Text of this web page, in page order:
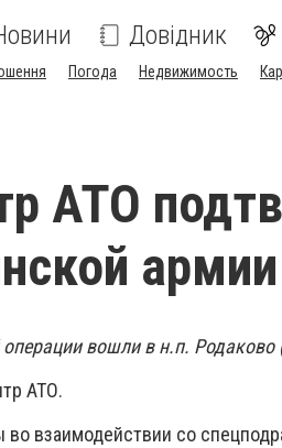
Довідник
Погода Недвижимость
АТО
вошли в н.п. Родаково
АТО.
взаимодействии со